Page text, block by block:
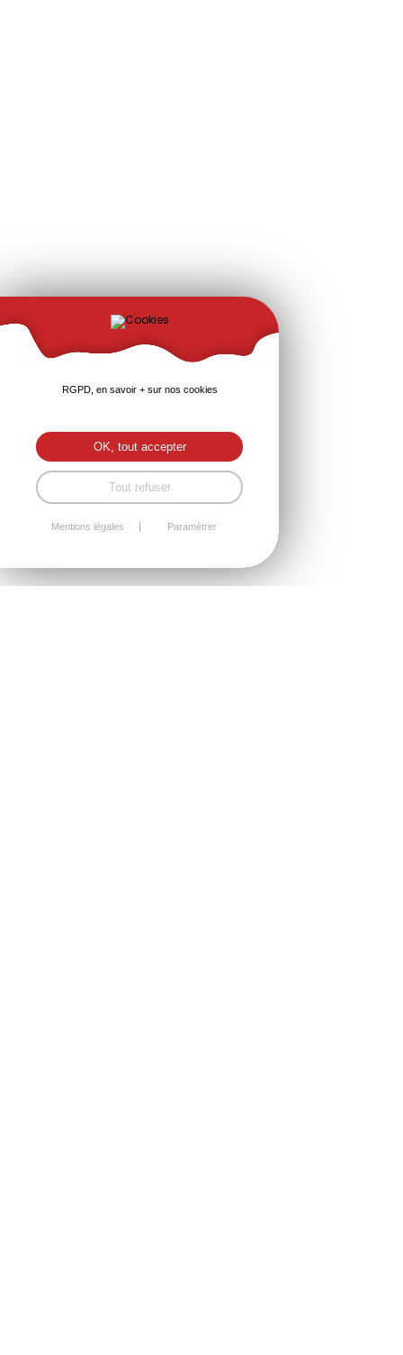
RGPD, en savoir + sur nos cookies
OK, tout accepter
Tout refuser
Mentions légales Paramétrer